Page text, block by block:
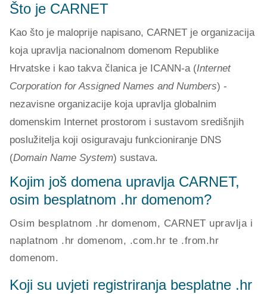
Što je CARNET
Kao što je maloprije napisano, CARNET je organizacija
koja upravlja nacionalnom domenom Republike
Hrvatske i kao takva članica je ICANN-a (Internet
Corporation for Assigned Names and Numbers) -
nezavisne organizacije koja upravlja globalnim
domenskim Internet prostorom i sustavom središnjih
poslužitelja koji osiguravaju funkcioniranje DNS
(Domain Name System) sustava.
Kojim još domena upravlja CARNET,
osim besplatnom .hr domenom?
Osim besplatnom .hr domenom, CARNET upravlja i
naplatnom .hr domenom, .com.hr te .from.hr
domenom.
Koji su uvjeti registriranja besplatne .hr